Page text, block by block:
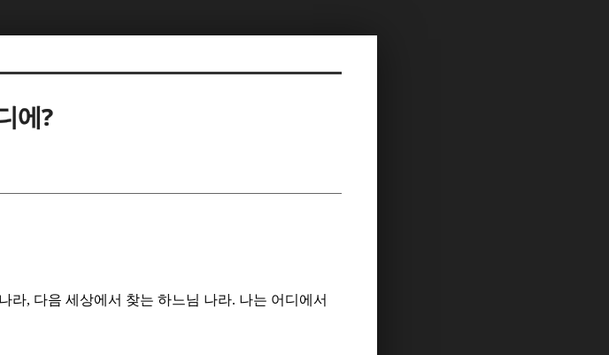
에?
라, 다음 세상에서 찾는 하느님 나라. 나는 어디에서